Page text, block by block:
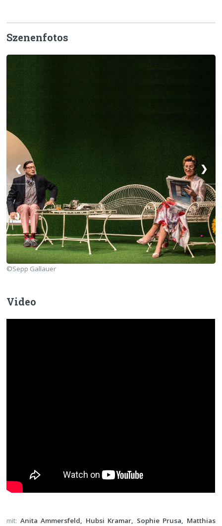
Szenenfotos
©Sepp Gallauer
❮ ❯
Video
mit: Anita Ammersfeld, Hubsi Kramar, Sophie Prusa, Matthias